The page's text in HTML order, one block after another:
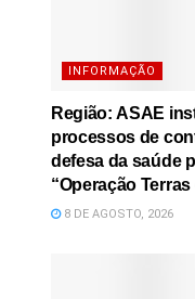
INFORMAÇÃO
Região: ASAE
processos de
defesa da saúde
“Operação
8 DE AGOSTO, 2026